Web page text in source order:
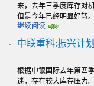
来，去年三季度库存对
但是今年已经明显好转
继续阅读
中联重科:振兴计
根据中银国际去年第四
迷，存在较大库存压力